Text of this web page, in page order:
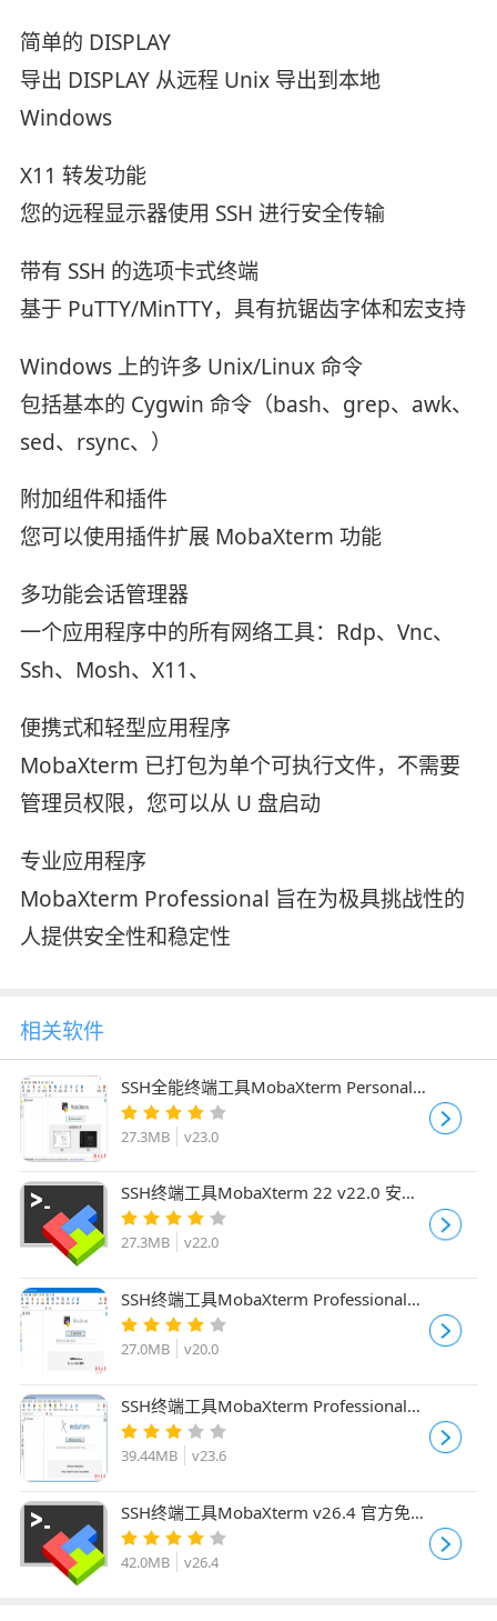
简单的 DISPLAY
导出 DISPLAY 从远程 Unix 导出到本地
Windows
X11 转发功能
您的远程显示器使用 SSH 进行安全传输
带有 SSH 的选项卡式终端
基于 PuTTY/MinTTY，具有抗锯齿字体和宏支持
Windows 上的许多 Unix/Linux 命令
包括基本的 Cygwin 命令（bash、grep、awk、
sed、rsync、）
附加组件和插件
您可以使用插件扩展 MobaXterm 功能
多功能会话管理器
一个应用程序中的所有网络工具：Rdp、Vnc、
Ssh、Mosh、X11、
便携式和轻型应用程序
MobaXterm 已打包为单个可执行文件，不需要
管理员权限，您可以从 U 盘启动
专业应用程序
MobaXterm Professional 旨在为极具挑战性的
人提供安全性和稳定性
相关软件
SSH全能终端工具MobaXterm Personal
v23.0 完全汉化破解绿色版
27.3MB v23.0
SSH终端工具MobaXterm 22 v22.0 安装
安装特别版(附注册文件+教程)
27.3MB v22.0
SSH终端工具MobaXterm Professional专
业版 v20.0 完全中文汉化绿色版
27.0MB v20.0
SSH终端工具MobaXterm Professional
Edition v23.6 安装免费注册版(附免费文
件+教程)
39.44MB v23.6
SSH终端工具MobaXterm v26.4 官方免费
绿色解压版
42.0MB v26.4